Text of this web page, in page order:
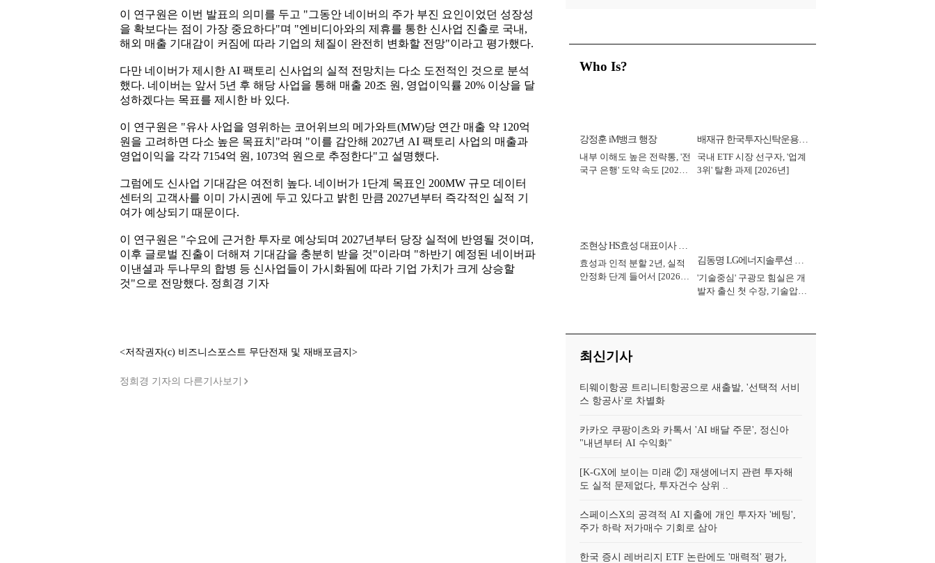
이 연구원은 이번 발표의 의미를 두고 "그동안 네이버의 주가 부진 요인이었던 성장성
을 확보다는 점이 가장 중요하다"며 "엔비디아와의 제휴를 통한 신사업 진출로 국내,
해외 매출 기대감이 커짐에 따라 기업의 체질이 완전히 변화할 전망"이라고 평가했다.
다만 네이버가 제시한 AI 팩토리 신사업의 실적 전망치는 다소 도전적인 것으로 분석
했다. 네이버는 앞서 5년 후 해당 사업을 통해 매출 20조 원, 영업이익률 20% 이상을 달
성하겠다는 목표를 제시한 바 있다.
이 연구원은 "유사 사업을 영위하는 코어위브의 메가와트(MW)당 연간 매출 약 120억
원을 고려하면 다소 높은 목표치"라며 "이를 감안해 2027년 AI 팩토리 사업의 매출과
영업이익을 각각 7154억 원, 1073억 원으로 추정한다"고 설명했다.
그럼에도 신사업 기대감은 여전히 높다. 네이버가 1단계 목표인 200MW 규모 데이터
센터의 고객사를 이미 가시권에 두고 있다고 밝힌 만큼 2027년부터 즉각적인 실적 기
여가 예상되기 때문이다.
이 연구원은 "수요에 근거한 투자로 예상되며 2027년부터 당장 실적에 반영될 것이며,
이후 글로벌 진출이 더해져 기대감을 충분히 받을 것"이라며 "하반기 예정된 네이버파
이낸셜과 두나무의 합병 등 신사업들이 가시화됨에 따라 기업 가치가 크게 상승할
것"으로 전망했다. 정희경 기자
<저작권자(c) 비즈니스포스트 무단전재 및 재배포금지>
정희경 기자의 다른기사보기
Who Is?
강정훈 iM뱅크 행장
내부 이해도 높은 전략통, '전
국구 은행' 도약 속도 [2026
배재규 한국투자신탁운용
대표이사 사장
국내 ETF 시장 선구자, '업계
3위' 탈환 과제 [2026년]
조현상 HS효성 대표이사 부
회장
효성과 인적 분할 2년, 실적
안정화 단계 들어서 [2026
김동명 LG에너지솔루션 대
표이사 사장
'기술중심' 구광모 힘실은 개
발자 출신 첫 수장, 기술압도
최신기사
티웨이항공 트리니티항공으로 새출발, '선택적 서비
스 항공사'로 차별화
카카오 쿠팡이츠와 카톡서 'AI 배달 주문', 정신아
"내년부터 AI 수익화"
[K-GX에 보이는 미래 ②] 재생에너지 관련 투자해
도 실적 문제없다, 투자건수 상위 ..
스페이스X의 공격적 AI 지출에 개인 투자자 '베팅',
주가 하락 저가매수 기회로 삼아
한국 증시 레버리지 ETF 논란에도 '매력적' 평가,